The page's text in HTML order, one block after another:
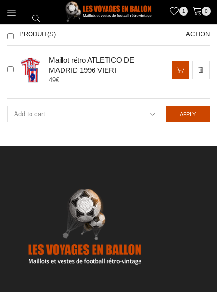
1 0
PRODUIT(S) ACTION
Maillot rétro ATLETICO DE
MADRID 1996 VIERI
49€
produit
variations.
Les
optionsAPPLY